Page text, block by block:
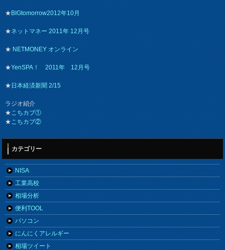
★BIGtomorrow2012年10月
★ネットマネー 2011年 12月号
★NETMONEY オンライン
★YenSPA！ 2011年 12月号
★日本経済新聞 2/15
ラジオ紹介
★こちカブ①
★こちカブ②
カテゴリー
NISA
工業高校
相場分析
便利TOOL
パソコン
にんにくアレルギー
相場ツイート